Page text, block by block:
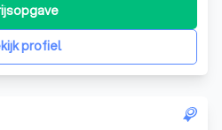
en hosting tot beveiliging,
(SEO). Daarnaast
Microso
profiel